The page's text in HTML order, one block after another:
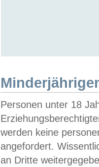
Personen unter 18
werden keine
angefordert.
an Dritte